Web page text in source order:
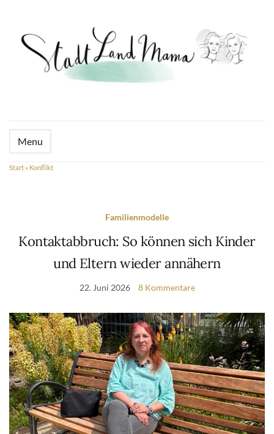
Menu
Start » Konflikt
Familienmodelle
Kontaktabbruch: So können sich Kinder
und Eltern wieder annähern
22. Juni 2026 8 Kommentare